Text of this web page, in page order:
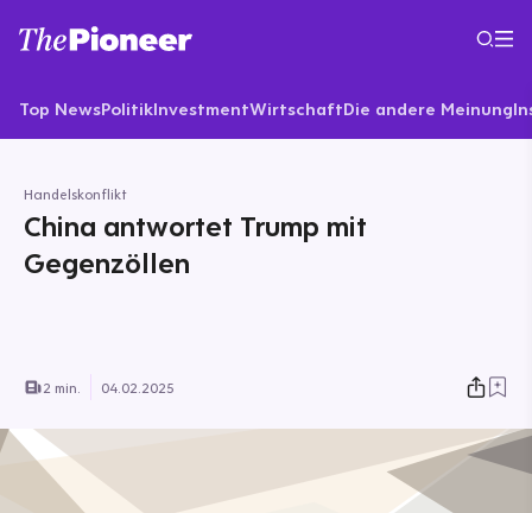
Top NewsPolitikInvestmentWirtschaftDie andere Meinung
Handelskonflikt
China antwortet Trump mit
Gegenzöllen
2 min. 04.02.2025